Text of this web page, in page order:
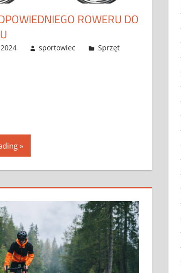
ROWERU DO
sportowiec
Sprzęt